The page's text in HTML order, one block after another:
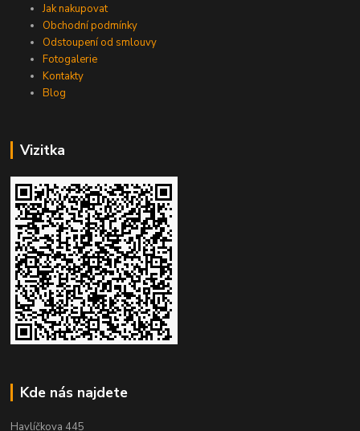
Jak nakupovat
Obchodní podmínky
Odstoupení od smlouvy
Fotogalerie
Kontakty
Blog
Vizitka
Kde nás najdete
Havlíčkova 445